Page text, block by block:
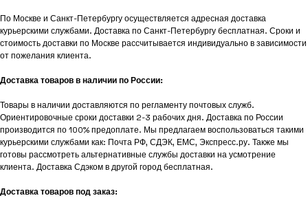
По Москве и Санкт-Петербургу осуществляется адресная доставка
курьерскими службами. Доставка по Санкт-Петербургу бесплатная. Сроки и
стоимость доставки по Москве рассчитывается индивидуально в зависимости
от пожелания клиента.
Доставка товаров в наличии по России:
Товары в наличии доставляются по регламенту почтовых служб.
Ориентировочные сроки доставки 2-3 рабочих дня. Доставка по России
производится по 100% предоплате. Мы предлагаем воспользоваться такими
курьерскими службами как: Почта РФ, СДЭК, ЕМС, Экспресс.ру. Также мы
готовы рассмотреть альтернативные службы доставки на усмотрение
клиента. Доставка Сдэком в другой город бесплатная.
Доставка товаров под заказ: